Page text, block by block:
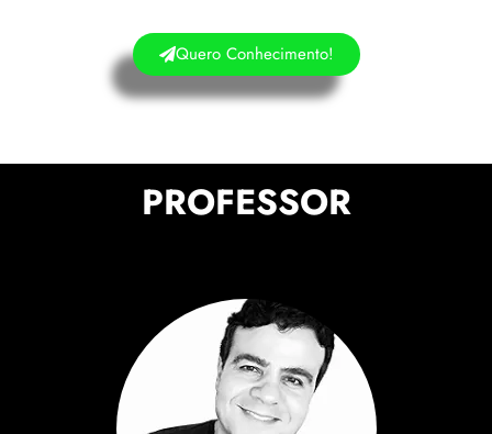
Quero Conhecimento!
PROFESSOR